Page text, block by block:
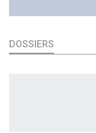
DOSSIERS